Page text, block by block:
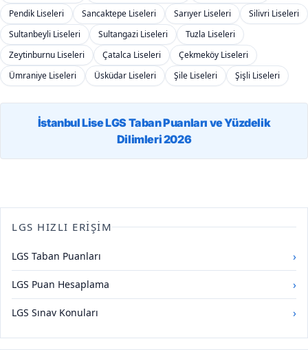
Pendik Liseleri
Sancaktepe Liseleri Sarıyer Liseleri
Silivri Liseleri
Sultanbeyli Liseleri
Sultangazi Liseleri
Tuzla Liseleri
Zeytinburnu Liseleri
Çatalca Liseleri
Çekmeköy Liseleri
Ümraniye Liseleri
Üsküdar Liseleri Şile Liseleri Şişli Liseleri
İstanbul Lise LGS Taban Puanları ve Yüzdelik
Dilimleri 2026
LGS HIZLI ERIŞIM
LGS Taban Puanları ›
LGS Puan Hesaplama ›
LGS Sınav Konuları ›